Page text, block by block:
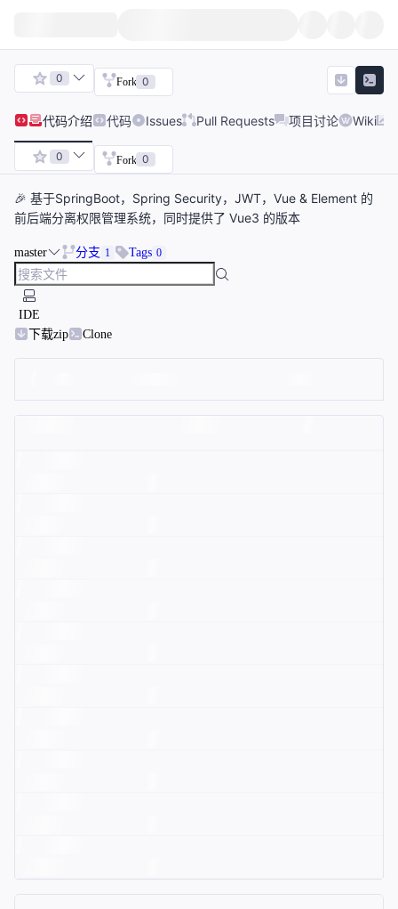
0 Fork 0
代码介绍 代码 Issues Pull Requests 项目讨论 Wiki
0 Fork 0
🎉 基于SpringBoot，Spring Security，JWT，Vue & Element 的
前后端分离权限管理系统，同时提供了 Vue3 的版本
master 分支 1 Tags 0
IDE
下载zip
Clone